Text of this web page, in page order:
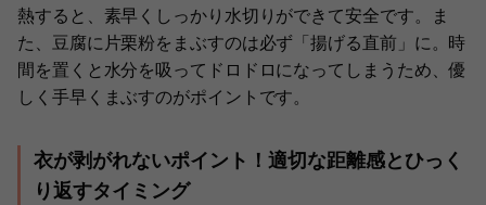
熱すると、素早くしっかり水切りができて安全です。ま
た、豆腐に片栗粉をまぶすのは必ず「揚げる直前」に。時
間を置くと水分を吸ってドロドロになってしまうため、優
しく手早くまぶすのがポイントです。
衣が剥がれないポイント！適切な距離感とひっく
り返すタイミング